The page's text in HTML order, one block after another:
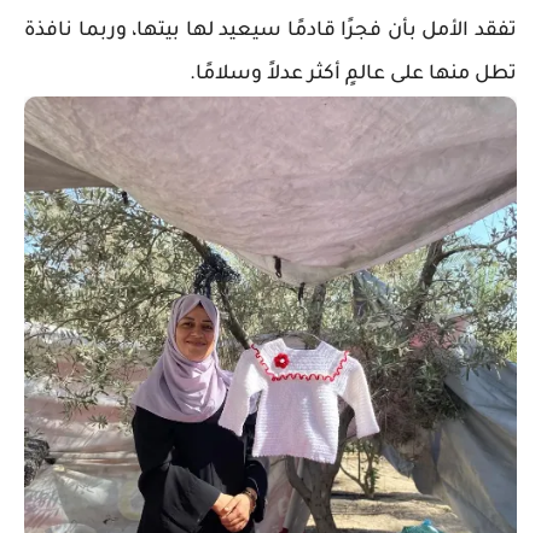
تفقد الأمل بأن فجرًا قادمًا سيعيد لها بيتها، وربما نافذة
تطل منها على عالمٍ أكثر عدلاً وسلامًا.